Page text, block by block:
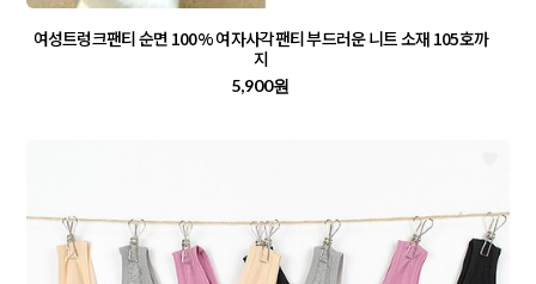
여성트렁크팬티 순면 100% 여자사각팬티 부드러운 니트 소재 105호까
지
5,900원